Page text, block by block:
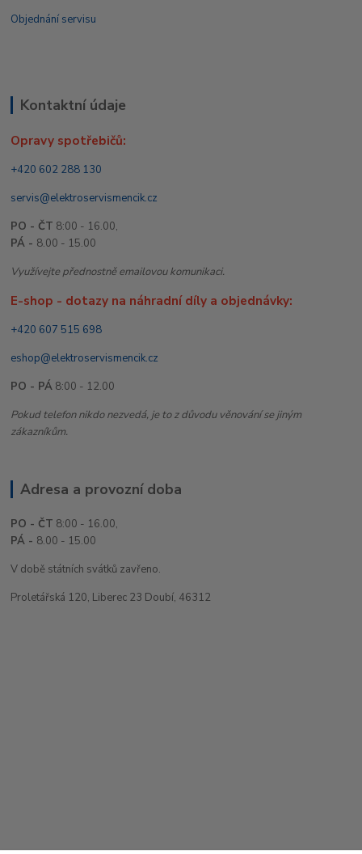
Objednání servisu
Kontaktní údaje
Opravy spotřebičů:
+420 602 288 130
servis@elektroservismencik.cz
PO - ČT 8:00 - 16.00,
PÁ - 8.00 - 15.00
Využívejte přednostně emailovou komunikaci.
E-shop - dotazy na náhradní díly a objednávky:
+420 607 515 698
eshop@elektroservismencik.cz
PO - PÁ 8:00 - 12.00
Pokud telefon nikdo nezvedá, je to z důvodu věnování se jiným
zákazníkům.
Adresa a provozní doba
PO - ČT 8:00 - 16.00,
PÁ - 8.00 - 15.00
V době státních svátků zavřeno.
Proletářská 120, Liberec 23 Doubí, 46312